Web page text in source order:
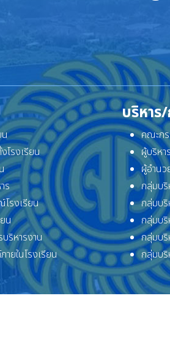
น
โรงเรียน
ร
รงเรียน
น
บริหารงาน
ายในโรงเรียน
บริหาร
คณะก
ผู้บริหา
ผู้อำนว
กลุ่มบ
กลุ่มบ
กลุ่มบริ
กลุ่มบริ
กลุ่มบริ